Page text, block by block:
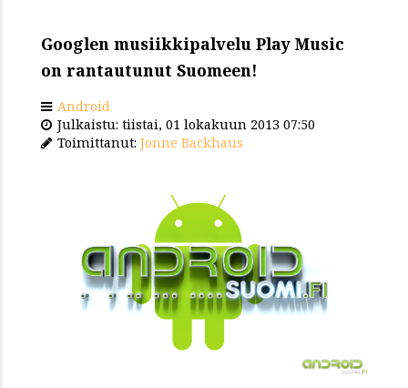
Googlen musiikkipalvelu Play Music
on rantautunut Suomeen!
Android
Julkaistu: tiistai, 01 lokakuun 2013 07:50
Toimittanut: Jonne Backhaus